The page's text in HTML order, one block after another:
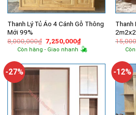
Thanh Lý Tủ Áo 4 Cánh Gỗ Thông
Mới 99%
8,000,000₫ Giá
gốc
là:
7,250,000₫Giá
hiện
tại
7,250,000₫.
Còn hàng - Giao nhanh
Thanh
-27% -12%